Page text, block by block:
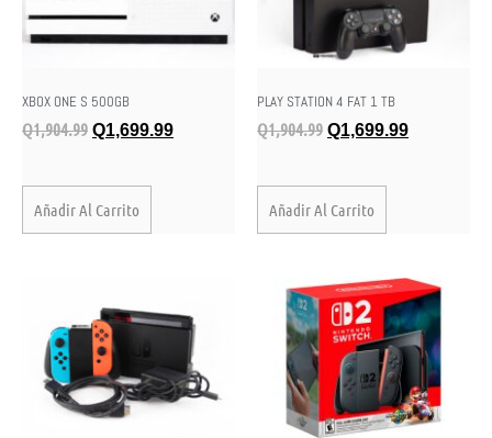
XBOX ONE S 500GB
Q1,904.99 Q1,699.99
Añadir Al Carrito
PLAY STATION 4 FAT 1 TB
Q1,904.99 Q1,699.99
Añadir Al Carrito